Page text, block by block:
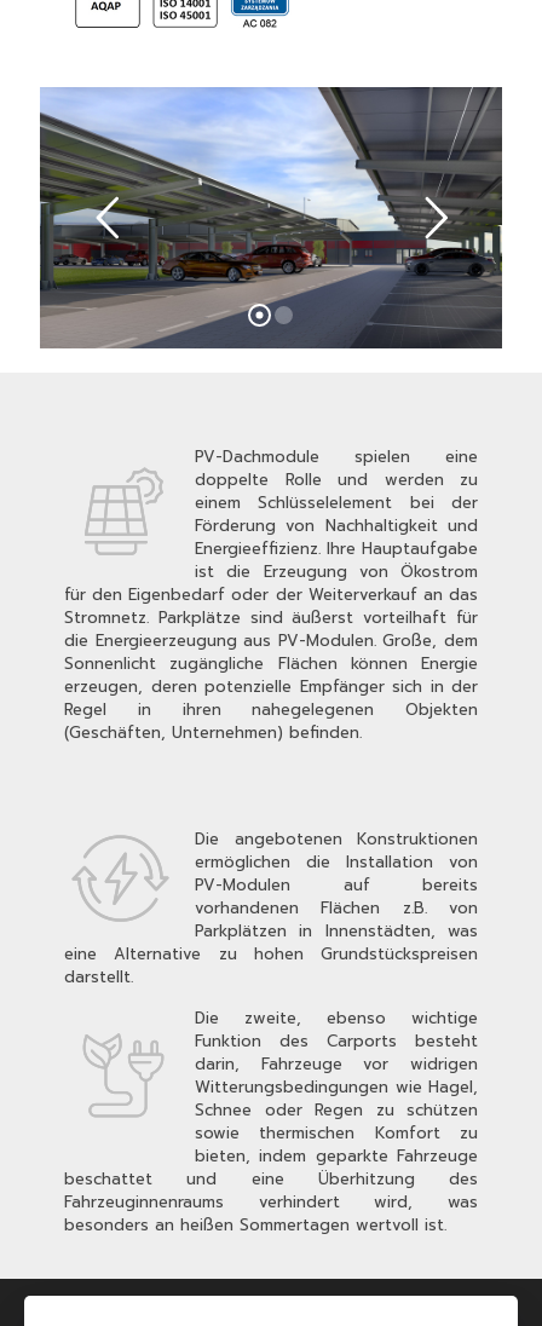
PV-Dachmodule spielen eine
doppelte Rolle und werden zu
einem Schlüsselelement bei der
Förderung von Nachhaltigkeit und
Energieeffizienz. Ihre Hauptaufgabe
ist die Erzeugung von Ökostrom
für den Eigenbedarf oder der Weiterverkauf an das
Stromnetz. Parkplätze sind äußerst vorteilhaft für
die Energieerzeugung aus PV-Modulen. Große, dem
Sonnenlicht zugängliche Flächen können Energie
erzeugen, deren potenzielle Empfänger sich in der
Regel in ihren nahegelegenen Objekten
(Geschäften, Unternehmen) befinden.
Die angebotenen Konstruktionen
ermöglichen die Installation von
PV-Modulen auf bereits
vorhandenen Flächen z.B. von
Parkplätzen in Innenstädten, was
eine Alternative zu hohen Grundstückspreisen
darstellt.
Die zweite, ebenso wichtige
Funktion des Carports besteht
darin, Fahrzeuge vor widrigen
Witterungsbedingungen wie Hagel,
Schnee oder Regen zu schützen
sowie thermischen Komfort zu
bieten, indem geparkte Fahrzeuge
beschattet und eine Überhitzung des
Fahrzeuginnenraums verhindert wird, was
besonders an heißen Sommertagen wertvoll ist.